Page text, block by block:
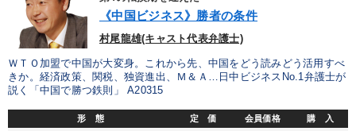
《中国ビジネス》勝者の条件
村尾龍雄(キャスト代表弁護士)
ＷＴＯ加盟で中国が大変身。これから先、中国をどう読みどう活用すべ
きか。経済政策、関税、独資進出、Ｍ＆Ａ…日中ビジネスNo.1弁護士が
説く「中国で勝つ鉄則」 A20315
形 態 定 価 会員価格 購 入